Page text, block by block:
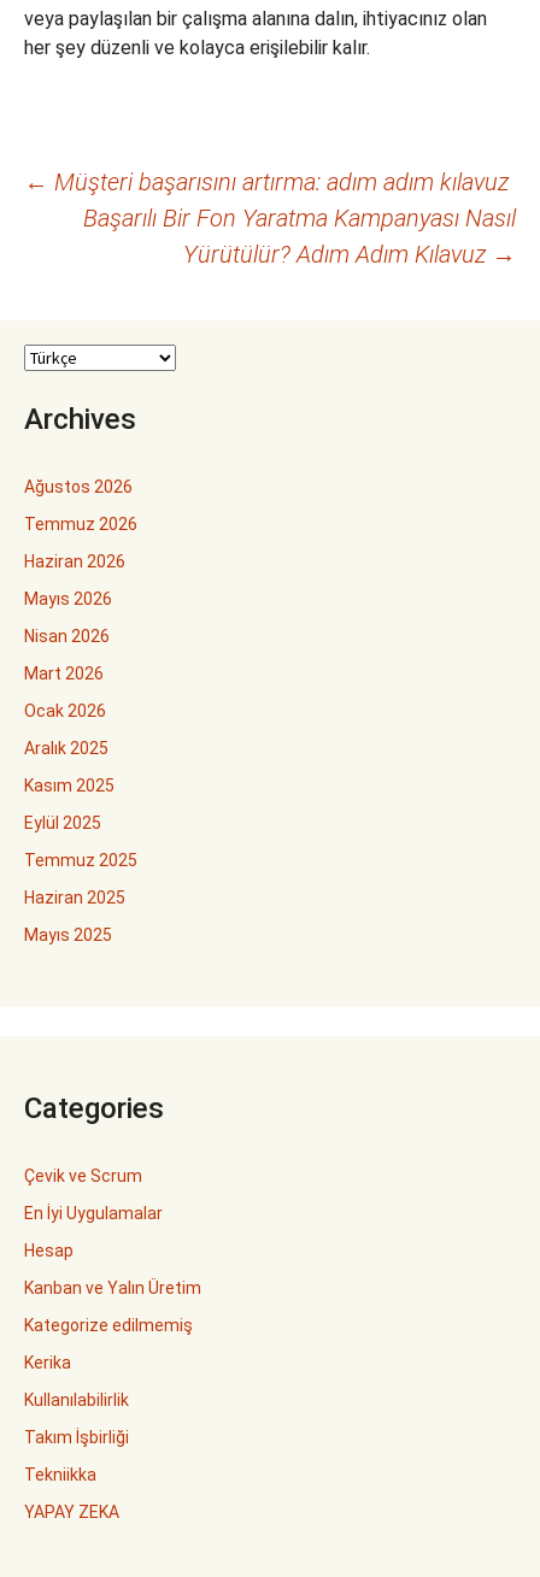
veya paylaşılan bir çalışma alanına dalın, ihtiyacınız olan
her şey düzenli ve kolayca erişilebilir kalır.
Yazı
dolaşımı
← Müşteri başarısını artırma: adım adım kılavuz
Başarılı Bir Fon Yaratma Kampanyası Nasıl
Yürütülür? Adım Adım Kılavuz →
Archives
Ağustos 2026
Temmuz 2026
Haziran 2026
Mayıs 2026
Nisan 2026
Mart 2026
Ocak 2026
Aralık 2025
Kasım 2025
Eylül 2025
Temmuz 2025
Haziran 2025
Mayıs 2025
Categories
Çevik ve Scrum
En İyi Uygulamalar
Hesap
Kanban ve Yalın Üretim
Kategorize edilmemiş
Kerika
Kullanılabilirlik
Takım İşbirliği
Tekniikka
YAPAY ZEKA